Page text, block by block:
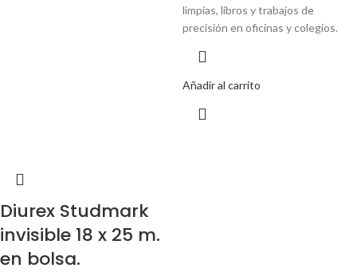
limpias, libros y trabajos de
precisión en oficinas y colegios.
Añadir al carrito
Diurex Studmark
invisible 18 x 25 m.
en bolsa.